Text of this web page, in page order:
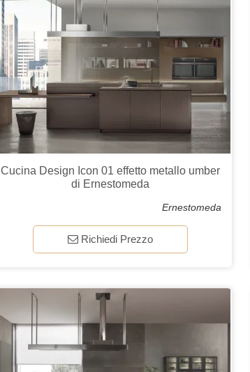
Cucina Design Icon 01 effetto metallo umber
di Ernestomeda
Ernestomeda
Richiedi Prezzo